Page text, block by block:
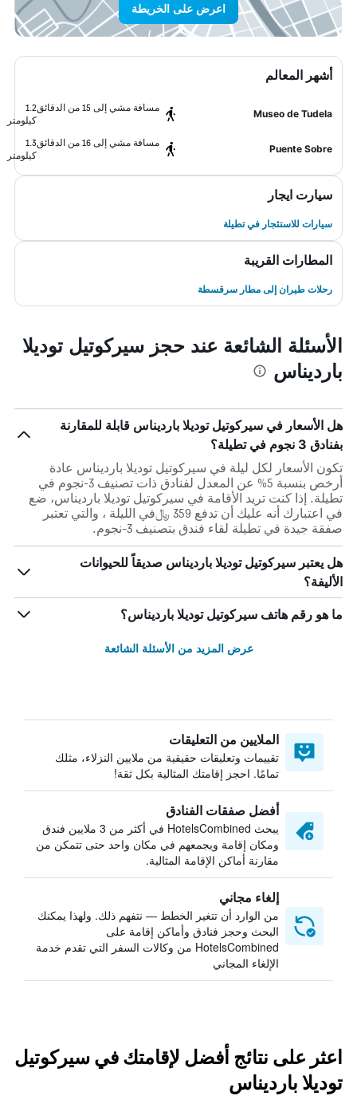
اعرض على الخريطة
أشهر المعالم
Museo de Tudela
مسافة مشي إلى 15 من الدقائق
1.2
كيلومتر
Puente Sobre
مسافة مشي إلى 16 من الدقائق
1.3
كيلومتر
سيارت ايجار
سيارات للاستئجار في تطيلة
المطارات القريبة
رحلات طيران إلى مطار سرقسطة
الأسئلة الشائعة عند حجز سيركوتيل توديلا
بارديناس
هل الأسعار في سيركوتيل توديلا بارديناس قابلة للمقارنة
بفنادق 3 نجوم في تطيلة؟
تكون الأسعار لكل ليلة في سيركوتيل توديلا بارديناس عادة
أرخص بنسبة 5% عن المعدل لفنادق ذات تصنيف 3-نجوم في
تطيلة. إذا كنت تريد الأقامة في سيركوتيل توديلا بارديناس، ضع
في اعتبارك أنه عليك أن تدفع 359 ﷼في الليلة ، والتي تعتبر
صفقة جيدة في تطيلة لقاء فندق بتصنيف 3-نجوم.
هل يعتبر سيركوتيل توديلا بارديناس صديقاً للحيوانات
الأليفة؟
ما هو رقم هاتف سيركوتيل توديلا بارديناس؟
عرض المزيد من الأسئلة الشائعة
الملايين من التعليقات
تقييمات وتعليقات حقيقية من ملايين النزلاء، مثلك
تمامًا. احجز إقامتك المثالية بكل ثقة!
أفضل صفقات الفنادق
يبحث HotelsCombined في أكثر من 3 ملايين فندق
ومكان إقامة ويجمعهم في مكان واحد حتى تتمكن من
مقارنة أماكن الإقامة المثالية.
إلغاء مجاني
من الوارد أن تتغير الخطط — نتفهم ذلك. ولهذا يمكنك
البحث وحجز فنادق وأماكن إقامة على
HotelsCombined من وكالات السفر التي تقدم خدمة
الإلغاء المجاني
اعثر على نتائج أفضل لإقامتك في سيركوتيل
توديلا بارديناس